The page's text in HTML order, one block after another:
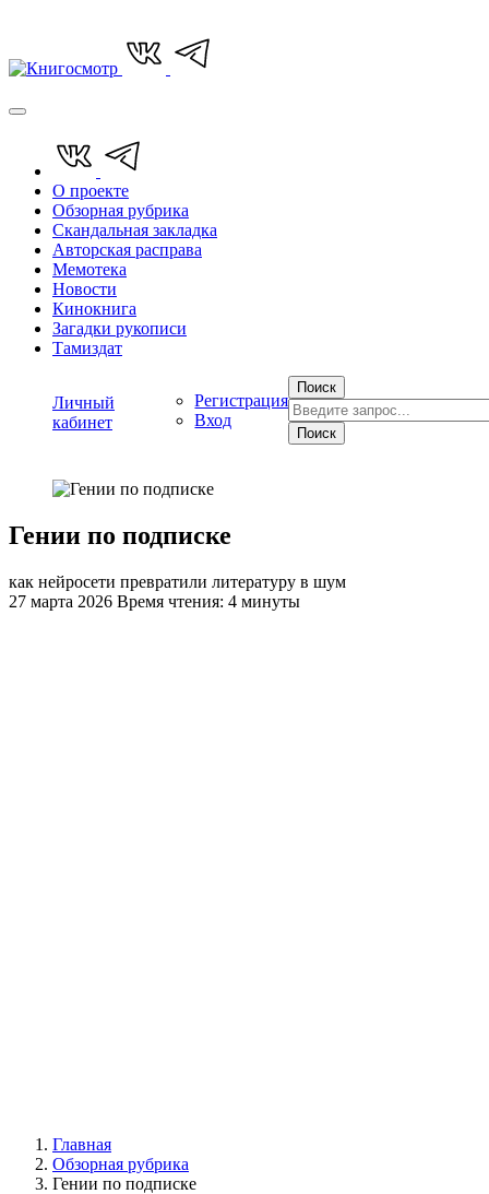
О проекте
Обзорная рубрика
Скандальная закладка
Авторская расправа
Мемотека
Новости
Кинокнига
Загадки рукописи
Тамиздат
Личный
кабинет
Регистрация
Вход
Поиск
Поиск
Гении по подписке
как нейросети превратили литературу в шум
27 марта 2026 Время чтения: 4 минуты
Главная
Обзорная рубрика
Гении по подписке